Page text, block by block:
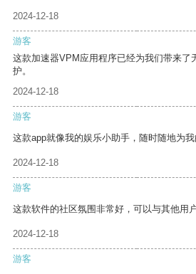
2024-12-18
游客
这款加速器VPM应用程序已经为我们带来了
护。
2024-12-18
游客
这款app就像我的娱乐小助手，随时随地为我
2024-12-18
游客
这款软件的社区氛围非常好，可以与其他用
2024-12-18
游客